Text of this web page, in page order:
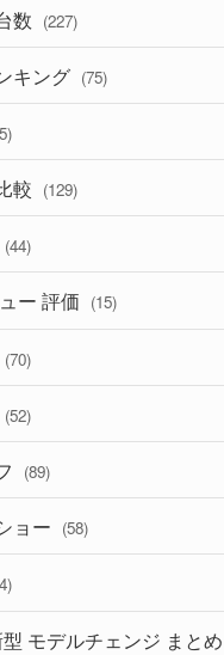
(222)
(50)
(6)
(28)
(27)
(26)
(28)
(8)
(3)
(3)
(5)
(1)
数 (227)
(21)
(5)
(7)
(5)
キング (75)
較 (129)
(44)
ー 評価 (15)
(70)
(52)
(89)
ョー (58)
モデルチェンジ まとめ